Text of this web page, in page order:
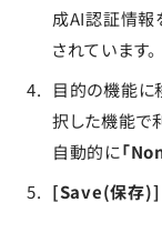
成AI認証情報
されています。
目的の機能に
択した機能で
自動的に「
[Save(保存)]